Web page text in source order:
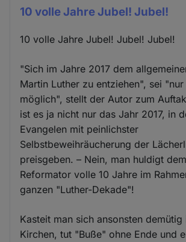
10 volle Jahre Jubel! Jubel!
10 volle Jahre Jubel! Jubel! Jubel!
"Sich im Jahre 2017 dem
Martin Luther zu entziehen", sei
möglich", stellt der Autor zum
ist es ja nicht nur das Jahr 2017, in
Evangelen mit peinlichster
Selbstbeweihräucherung der
preisgeben. – Nein, man huldigt
Reformator volle 10 Jahre im
ganzen "Luther-Dekade"!
Kasteit man sich ansonsten demütig
Kirchen, tut "Buße" ohne Ende und